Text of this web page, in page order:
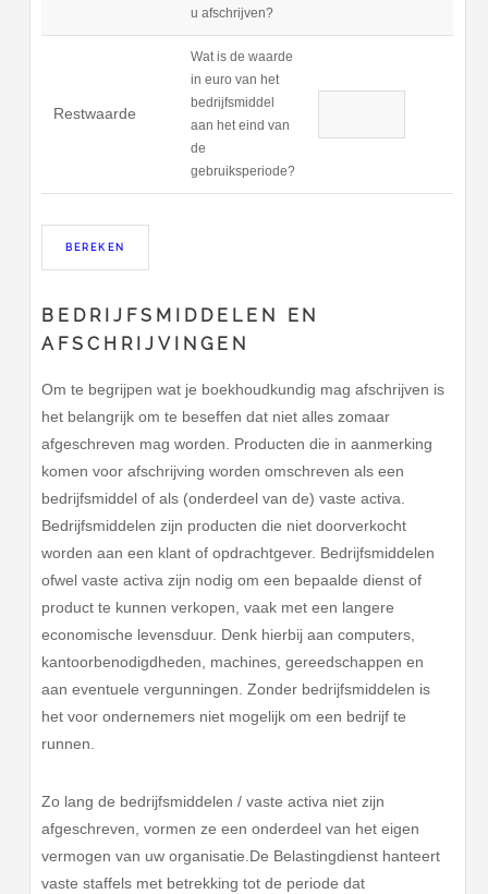
u afschrijven?
Restwaarde
Wat is de waarde
in euro van het
bedrijfsmiddel
aan het eind van
de
gebruiksperiode?
BEDRIJFSMIDDELEN EN
AFSCHRIJVINGEN
Om te begrijpen wat je boekhoudkundig mag afschrijven is
het belangrijk om te beseffen dat niet alles zomaar
afgeschreven mag worden. Producten die in aanmerking
komen voor afschrijving worden omschreven als een
bedrijfsmiddel of als (onderdeel van de) vaste activa.
Bedrijfsmiddelen zijn producten die niet doorverkocht
worden aan een klant of opdrachtgever. Bedrijfsmiddelen
ofwel vaste activa zijn nodig om een bepaalde dienst of
product te kunnen verkopen, vaak met een langere
economische levensduur. Denk hierbij aan computers,
kantoorbenodigdheden, machines, gereedschappen en
aan eventuele vergunningen. Zonder bedrijfsmiddelen is
het voor ondernemers niet mogelijk om een bedrijf te
runnen.
Zo lang de bedrijfsmiddelen / vaste activa niet zijn
afgeschreven, vormen ze een onderdeel van het eigen
vermogen van uw organisatie.De Belastingdienst hanteert
vaste staffels met betrekking tot de periode dat